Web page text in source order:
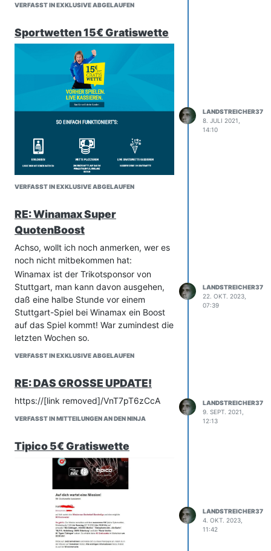
VERFASST IN EXKLUSIVE ABGELAUFEN
Sportwetten 15€ Gratiswette
VERFASST IN EXKLUSIVE ABGELAUFEN
LANDSTREICHER37
8. JULI 2021,
14:10
RE: Winamax Super
QuotenBoost
Achso, wollt ich noch anmerken, wer es
noch nicht mitbekommen hat:
Winamax ist der Trikotsponsor von
Stuttgart, man kann davon ausgehen,
daß eine halbe Stunde vor einem
Stuttgart-Spiel bei Winamax ein Boost
auf das Spiel kommt! War zumindest die
letzten Wochen so.
VERFASST IN EXKLUSIVE ABGELAUFEN
LANDSTREICHER37
22. OKT. 2023,
07:39
RE: DAS GROSSE UPDATE!
https://[link removed]/VnT7pT6zCcA
VERFASST IN MITTEILUNGEN AN DEN NINJA
LANDSTREICHER37
9. SEPT. 2021,
12:13
Tipico 5€ Gratiswette
LANDSTREICHER37
4. OKT. 2023,
11:42